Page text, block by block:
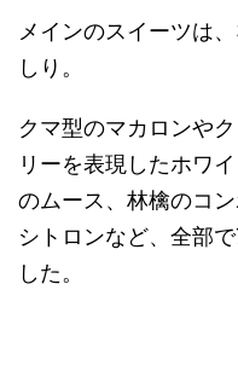
メインのスイーツは
しり。
クマ型のマカロンや
リーを表現したホワ
のムース、林檎のコ
シトロンなど、全部
した。